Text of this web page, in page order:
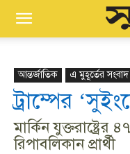
আন্তর্জাতিক এ মুহূর্তের সংবাদ
ট্রাম্পের
মার্কিন যুক্তরাষ্ট্রের
রিপাবলিকান প্রার্থী